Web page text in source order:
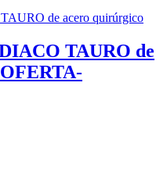
TAURO de